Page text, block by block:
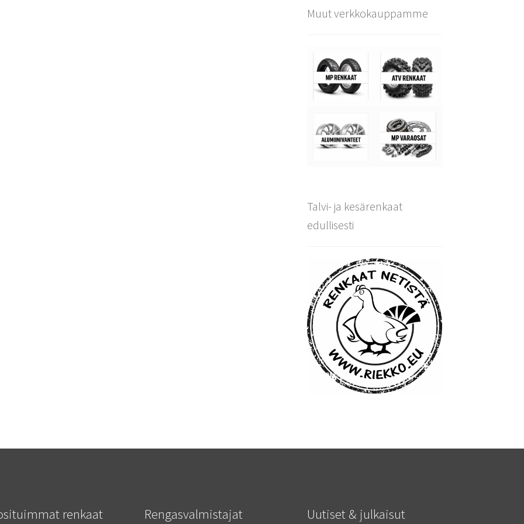
Muut verkkokauppamme
Talvi- ja kesärenkaat
edullisesti
renkaat Rengasvalmistajat Uutiset & julkaisut